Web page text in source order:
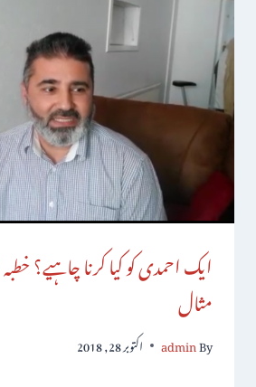
ایک احمدی کو کیا کرنا چاہیے؟
مثال
By
admin اکتوبر 28, 2018